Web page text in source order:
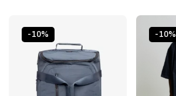
-10% -10%